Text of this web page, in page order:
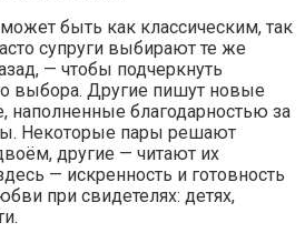
быть как классическим, так
супруги выбирают те же
— чтобы подчеркнуть
выбора. Другие пишут новые
наполненные благодарностью за
Некоторые пары решают
другие — читают их
— искренность и готовность
при свидетелях: детях,